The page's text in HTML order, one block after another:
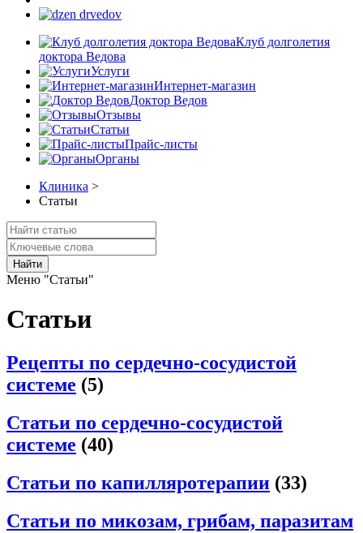
Клуб долголетия
доктора Ведова
Услуги
Интернет-магазин
Доктор Ведов
Отзывы
Статьи
Прайс-листы
Органы
Клиника >
Статьи
Найти
Меню "Статьи"
Статьи
Рецепты по сердечно-сосудистой
системе (5)
Статьи по сердечно-сосудистой
системе (40)
Статьи по капилляротерапии (33)
Статьи по микозам, грибам, паразитам